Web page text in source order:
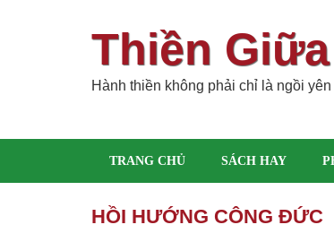
Thiền
Hành thiền không phải chỉ là ngồi
TRANG CHỦ SÁCH HAY
HỒI HƯỚNG CÔNG ĐỨC